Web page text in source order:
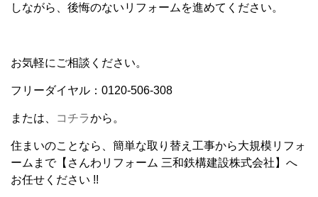
しながら、後悔のないリフォームを進めてください。
お気軽にご相談ください。
フリーダイヤル：0120-506-308
または、 コチラから。
住まいのことなら、簡単な取り替え工事から大規模リフォ
ームまで【さんわリフォーム 三和鉄構建設株式会社】へ
お任せください !!